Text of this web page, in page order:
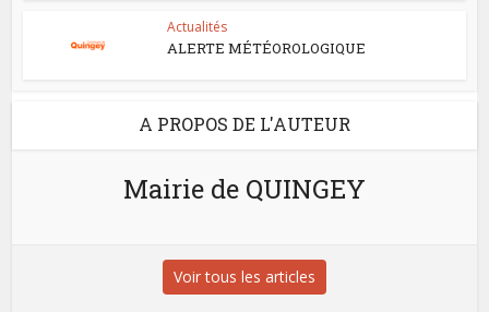
Actualités
ALERTE MÉTÉOROLOGIQUE
A PROPOS DE L'AUTEUR
Mairie de QUINGEY
Voir tous les articles